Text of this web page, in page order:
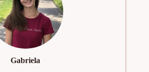
Gabriela